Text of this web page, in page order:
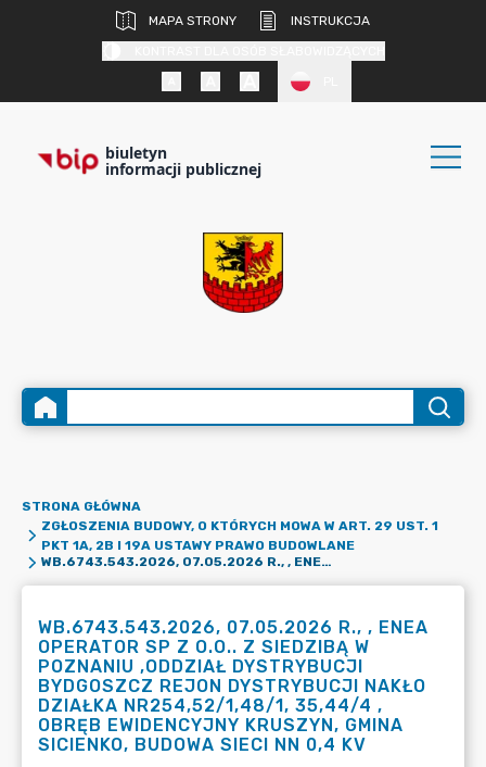
MAPA STRONY
INSTRUKCJA
biuletyn
informacji publicznej
STRONA GŁÓWNA
ZGŁOSZENIA BUDOWY, O KTÓRYCH MOWA W ART. 29 UST. 1
PKT 1A, 2B I 19A USTAWY PRAWO BUDOWLANE
WB.6743.543.2026, 07.05.2026 R., , ENEA OPERATOR SP Z O.O.. Z SIEDZIBĄ W POZNANIU ,ODDZIAŁ DYSTRYBUCJI BYDGOSZCZ REJON DYSTRYBUCJI NAKŁO DZIAŁKA NR254,52/1,48/1, 35,44/4 , OBRĘB EWIDENCYJNY KRUSZYN, GMINA SICIENKO, BUDOWA SIECI NN 0,4 KV
WB.6743.543.2026, 07.05.2026 R., , ENEA
OPERATOR SP Z O.O.. Z SIEDZIBĄ W
POZNANIU ,ODDZIAŁ DYSTRYBUCJI
BYDGOSZCZ REJON DYSTRYBUCJI NAKŁO
DZIAŁKA NR254,52/1,48/1, 35,44/4 ,
OBRĘB EWIDENCYJNY KRUSZYN, GMINA
SICIENKO, BUDOWA SIECI NN 0,4 KV